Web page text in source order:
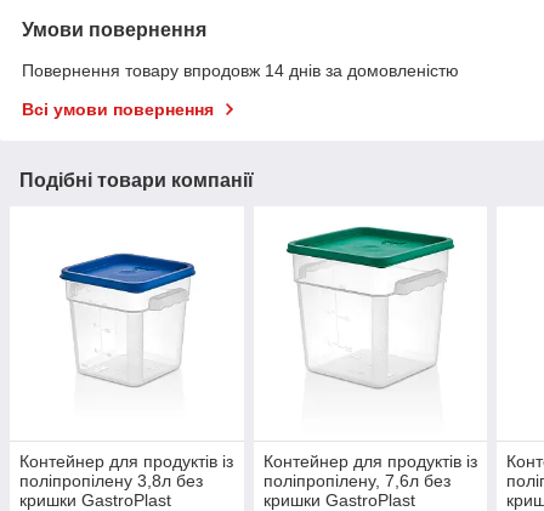
Умови повернення
Повернення товару впродовж 14 днів за домовленістю
Всі умови повернення
Подібні товари компанії
Контейнер для продуктів із
поліпропілену 3,8л без
кришки GastroPlast
Контейнер для продуктів із
поліпропілену, 7,6л без
кришки GastroPlast